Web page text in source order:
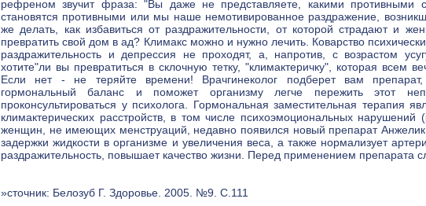
рефреном звучит фраза: "Вы даже не представляете, какими противными
становятся противными или мы наше немотивированное раздражение,
же делать, как избавиться от раздражительности, от которой страдают и
превратить свой дом в ад? Климакс можно и нужно лечить. Коварство
раздражительность и депрессия не проходят, а, напротив, с возрастом
хотите"ли вы превратиться в склочную тетку, "климактеричку", которая всем
Если нет - не теряйте времени! Врачгинеколог подберет вам
гормональный баланс и поможет организму легче пережить этот
проконсультироваться у психолога. Гормональная заместительная терапия
климактерических расстройств, в том числе психоэмоциональных нарушений
женщин, не имеющих менструаций, недавно появился новый препарат
задержки жидкости в организме и увеличения веса, а также нормализует
раздражительность, повышает качество жизни. Перед применением препарата
»сточник: Белозуб Г. Здоровье. 2005. №9. С.111